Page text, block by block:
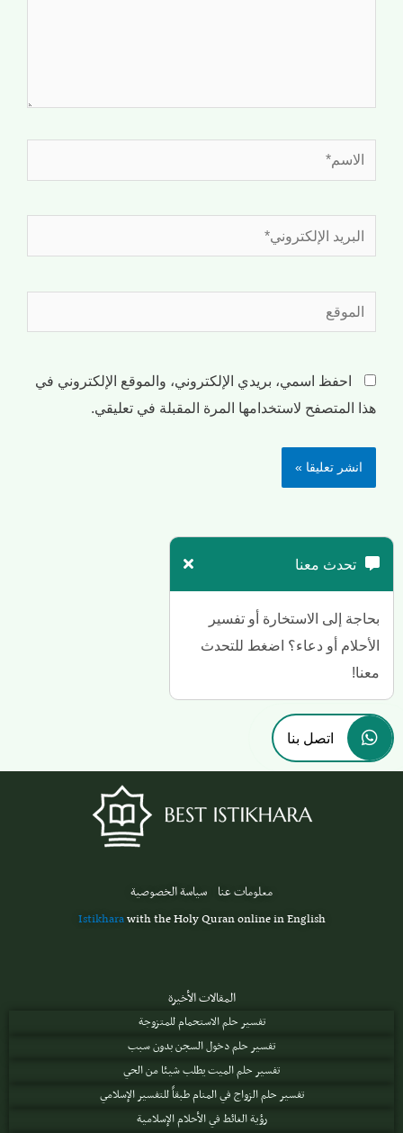
احفظ اسمي، بريدي الإلكتروني، والموقع الإلكتروني في
هذا المتصفح لاستخدامها المرة المقبلة في تعليقي.
تحدث معنا
بحاجة إلى الاستخارة أو تفسير
الأحلام أو دعاء؟ اضغط للتحدث
معنا!
اتصل بنا
معلومات عنا سياسة الخصوصية
Istikharawith the Holy Quran online in English
المقالات الأخيرة
تفسير حلم الاستحمام للمتزوجة
تفسير حلم دخول السجن بدون سبب
تفسير حلم الميت يطلب شيئا من الحي
تفسير حلم الزواج في المنام طبقاً للتفسير الإسلامي
رؤية الغائط في الأحلام الإسلامية